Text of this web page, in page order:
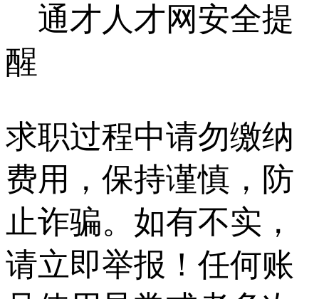
通才人才网安全提
醒
求职过程中请勿缴纳
费用，保持谨慎，防
止诈骗。如有不实，
请立即举报！任何账